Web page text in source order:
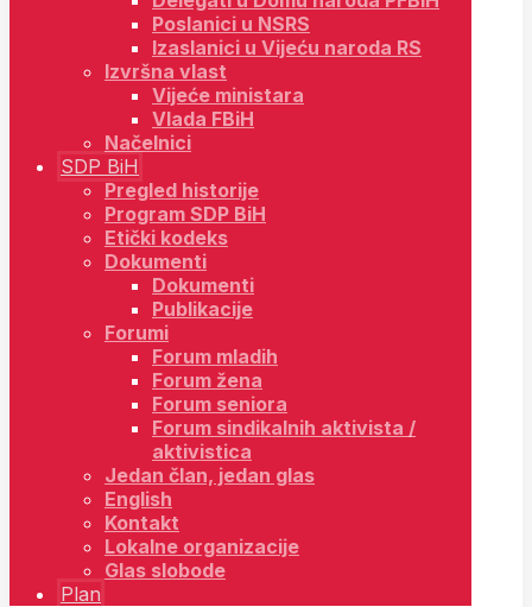
Poslanici u NSRS
Izaslanici u Vijeću naroda RS
Izvršna vlast
Vijeće ministara
Vlada FBiH
Načelnici
SDP BiH
Pregled historije
Program SDP BiH
Etički kodeks
Dokumenti
Dokumenti
Publikacije
Forumi
Forum mladih
Forum žena
Forum seniora
Forum sindikalnih aktivista /
aktivistica
Jedan član, jedan glas
English
Kontakt
Lokalne organizacije
Glas slobode
Plan